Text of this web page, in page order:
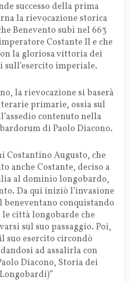
successo della prima
la rievocazione storica
Benevento subì nel 663
Costante II e che
la gloriosa vittoria dei
sull’esercito imperiale.
la rievocazione si baserà
primarie, ossia sul
contenuto nella
di Paolo Diacono.
Costantino Augusto, che
anche Costante, deciso a
al dominio longobardo,
Da qui iniziò l’invasione
conquistando
città longobarde che
sul suo passaggio. Poi,
suo esercito circondò
ad assalirla con
Diacono, Storia dei
Longobardi)”